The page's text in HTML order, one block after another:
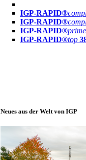
IGP-RAPID®
IGP-RAPID®
IGP-RAPID®
IGP-RAPID®top
Neues aus der Welt von IGP